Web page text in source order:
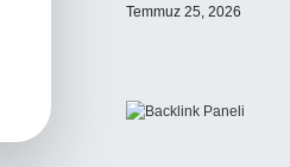
Temmuz 25, 2026